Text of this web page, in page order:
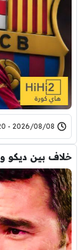
2026/08/08 - 05:20
خلاف بين ديكو